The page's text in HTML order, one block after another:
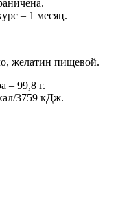
– 1 месяц.
желатин пищевой.
– 99,8 г.
3759 кДж.